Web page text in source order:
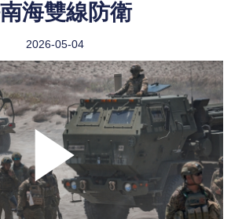
海雙線防衛
2026-05-04
Play